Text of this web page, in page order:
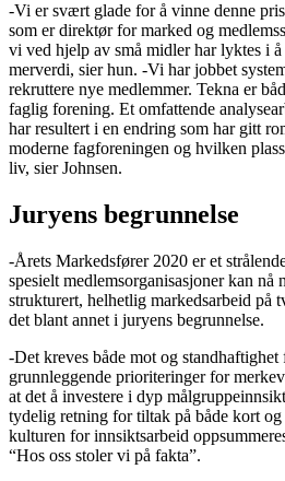
-Vi er svært glade for å vinne denne
som er direktør for marked og
vi ved hjelp av små midler har lyktes i
merverdi, sier hun. -Vi har jobbet
rekruttere nye medlemmer. Tekna er
faglig forening. Et omfattende
har resultert i en endring som har gitt
moderne fagforeningen og hvilken
liv, sier Johnsen.
Juryens begrunnelse
-Årets Markedsfører 2020 er et
spesielt medlemsorganisasjoner kan
strukturert, helhetlig markedsarbeid på
det blant annet i juryens begrunnelse.
-Det kreves både mot og
grunnleggende prioriteringer for
at det å investere i dyp
tydelig retning for tiltak på både kort
kulturen for innsiktsarbeid
“Hos oss stoler vi på fakta”.